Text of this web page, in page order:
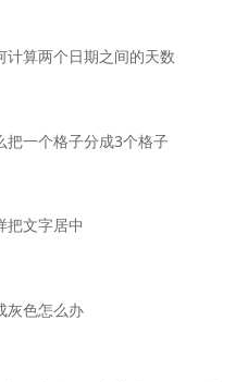
计算两个日期之间的天数
把一个格子分成3个格子
把文字居中
灰色怎么办